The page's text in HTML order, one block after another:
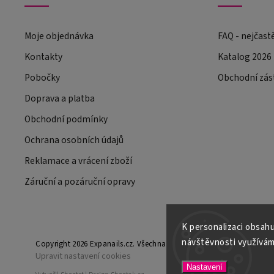
K personalizaci
návštěvnosti
Nastavení
Moje objednávka
Kontakty
Pobočky
Doprava a platba
Obchodní podmínky
Ochrana osobních údajů
Reklamace a vrácení zboží
Záruční a pozáruční opravy
FAQ -
Katalog 2026
Obchodní
Copyright 2026 Expanails.cz. Všechna práva vyhrazena.
Upravit nastavení cookies